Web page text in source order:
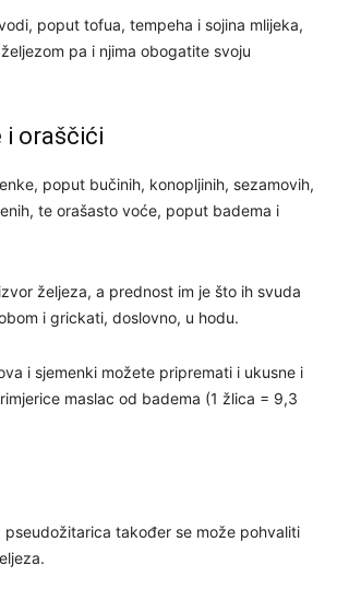
poput tofua, tempeha i sojina mlijeka,
pa i njima obogatite svoju
i oraščići
poput bučinih, konopljinih, sezamovih,
te orašasto voće, poput badema i
željeza, a prednost im je što ih svuda
i grickati, doslovno, u hodu.
i sjemenki možete pripremati i ukusne i
maslac od badema (1 žlica = 9,3
također se može pohvaliti